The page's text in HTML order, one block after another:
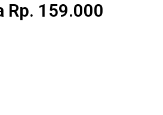
Rp. 159.000